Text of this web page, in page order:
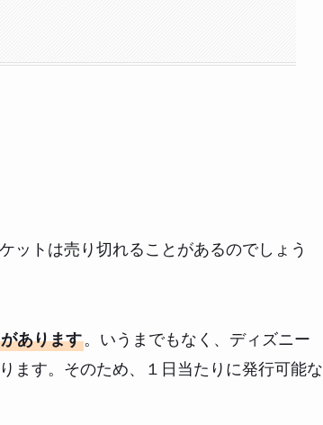
ットは売り切れることがあるのでしょう
あります。いうまでもなく、ディズニー
ます。そのため、１日当たりに発行可能な